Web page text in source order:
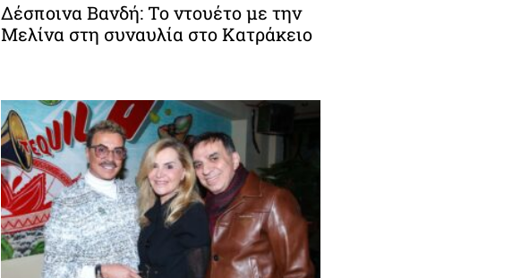
Δέσποινα Βανδή: Το ντουέτο με την
Μελίνα στη συναυλία στο Κατράκειο